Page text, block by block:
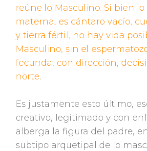
reúne lo Masculino. Si bien
materna, es cántaro vacío,
y tierra fértil, no hay vida
Masculino, sin el
fecunda, con dirección,
norte.
Es justamente esto último,
creativo, legitimado y con
alberga la figura del padre,
subtipo arquetipal de lo